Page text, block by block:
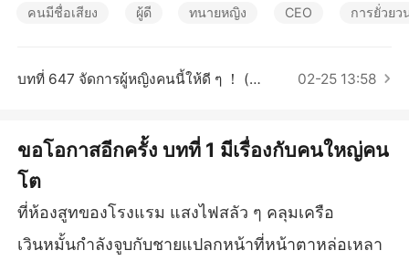
ต่ละคืนเหวินม่านอยู่ในห้องว่างเปล่าด้วยคนเดียว แต่สุดท้ายแ
ล้วจากไปอย่างไม่ลังเล: "คุณฮั่ว ลาก่อน!"... พอพบกันอีกครั้ง เธ
อก็มีคนอยู่ข้างกายแล้ว เขาพูดด้วยตาแดงก่ำ: "เหวินม่าน ผมค
นที่บอกเลิก นั่นคือคุณเองนะ! ถ้าอยากจะเดทกับฉัน คุณต้องต่อ
คิว..." วันถัดมา เธอได้รับเงินโอนหนึ่งแสนล้านพร้อมแหวนเพช
ร ทนายฮั่วคุกเข่าข้างหนึ่ง: "คุณเหวิน ผมอยากจะแทรกคิว"
คนมีชื่อเสียง ผู้ดี ทนายหญิง CEO การยั่วยว
บทที่ 647 จัดการผู้หญิงคนนี้ให้ดี ๆ ！ (ภาค 3) 02-25 13:58
ขอโอกาสอีกครั้ง บทที่ 1 มีเรื่องกับคนใหญ่คน
โต
ที่ห้องสูทของโรงแรม แสงไฟสลัว ๆ คลุมเครือ
เวินหมั้นกำลังจูบกับชายแปลกหน้าที่หน้าตาหล่อเหลา